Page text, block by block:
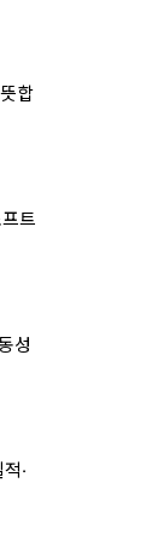
합
트
성
·